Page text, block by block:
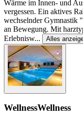
Wärme im Innen- und
vergessen. Ein aktives
wechselnder Gymnastik
an Bewegung. Mit
Erlebnisw... Alles
WellnessWellness